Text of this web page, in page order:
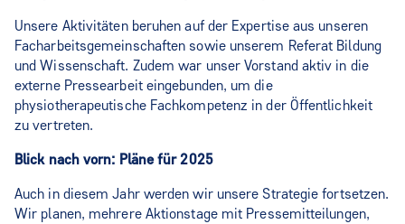
Unsere Aktivitäten beruhen auf der Expertise aus unseren
Facharbeitsgemeinschaften sowie unserem Referat Bildung
und Wissenschaft. Zudem war unser Vorstand aktiv in die
externe Pressearbeit eingebunden, um die
physiotherapeutische Fachkompetenz in der Öffentlichkeit
zu vertreten.
Blick nach vorn: Pläne für 2025
Auch in diesem Jahr werden wir unsere Strategie fortsetzen.
Wir planen, mehrere Aktionstage mit Pressemitteilungen,